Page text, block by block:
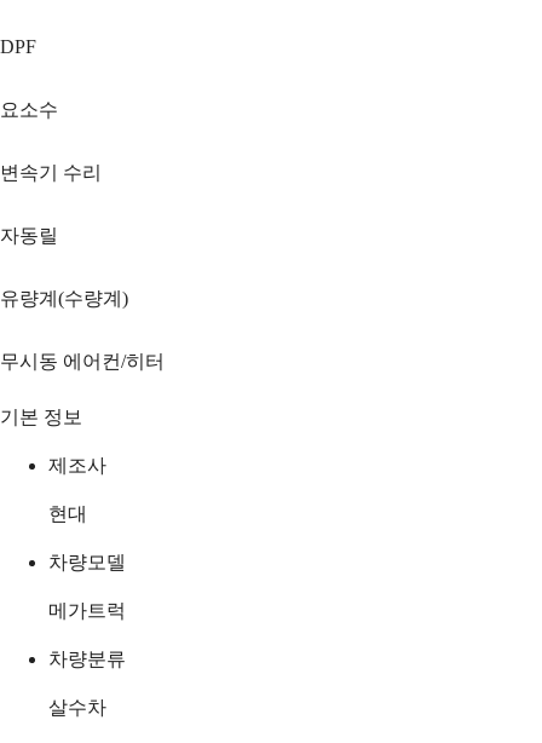
DPF
요소수
변속기 수리
자동릴
유량계(수량계)
무시동 에어컨/히터
기본 정보
제조사
현대
차량모델
메가트럭
차량분류
살수차